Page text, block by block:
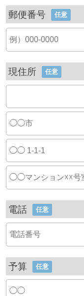
郵便番号 任意
現住所 任意
電話 任意
予算 任意